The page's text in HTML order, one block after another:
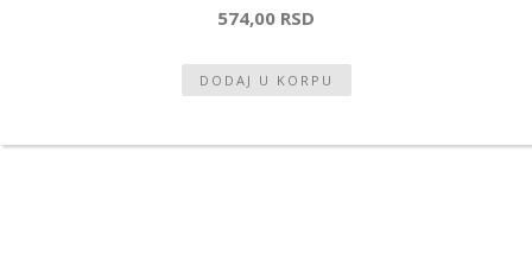
574,00 RSD